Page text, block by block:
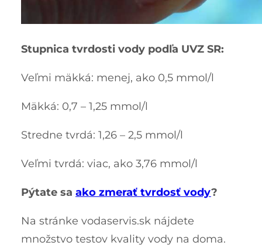
Stupnica tvrdosti vody podľa UVZ SR:
Veľmi mäkká: menej, ako 0,5 mmol/l
Mäkká: 0,7 – 1,25 mmol/l
Stredne tvrdá: 1,26 – 2,5 mmol/l
Veľmi tvrdá: viac, ako 3,76 mmol/l
Pýtate sa ako zmerať tvrdosť vody?
Na stránke vodaservis.sk nájdete
množstvo testov kvality vody na doma.